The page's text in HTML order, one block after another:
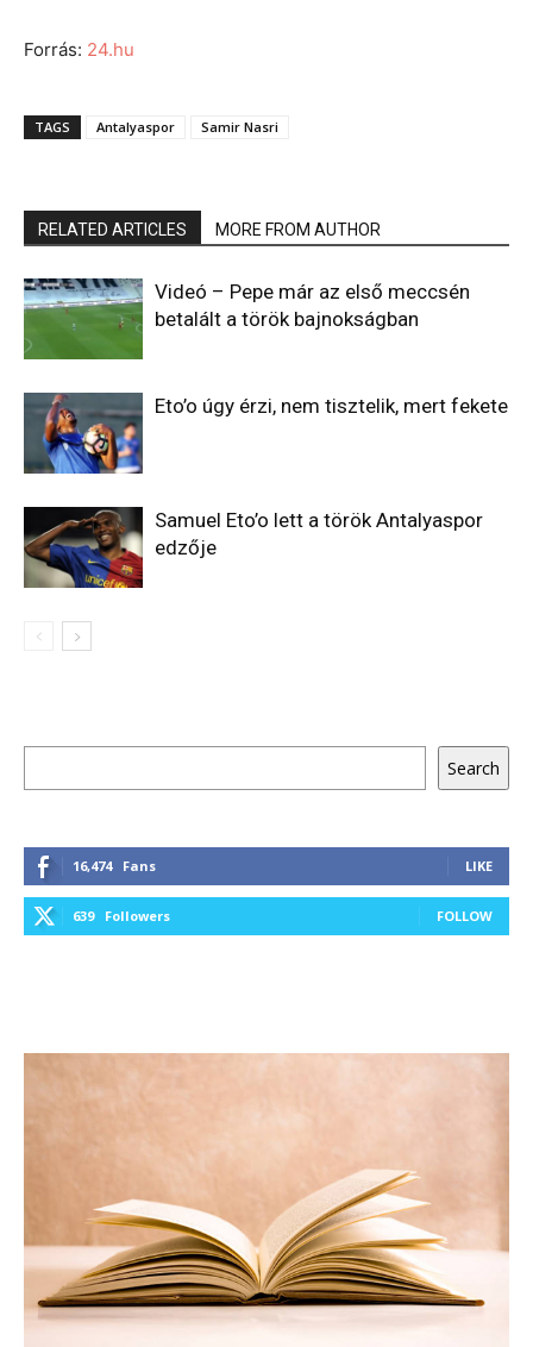
Forrás: 24.hu
TAGS Antalyaspor Samir Nasri
RELATED ARTICLES MORE FROM AUTHOR
Videó – Pepe már az első meccsén
betalált a török bajnokságban
Eto’o úgy érzi, nem tisztelik, mert fekete
Samuel Eto’o lett a török Antalyaspor
edzője
Search
16,474 Fans LIKE
639 Followers FOLLOW